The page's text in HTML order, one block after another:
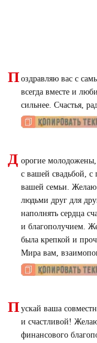
П оздравляю вас с
всегда вместе и
сильнее. Счастья,
Д орогие молодожены,
с вашей свадьбой, с
вашей семьи.
людьми друг для
наполнять сердца
и благополучием.
была крепкой и
Мира вам,
П ускай ваша
и счастливой!
финансового